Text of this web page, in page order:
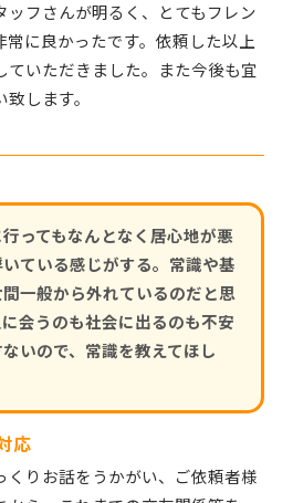
ッフさんが明るく、とてもフレン
常に良かったです。依頼した以上
ていただきました。また今後も宜
します。
ってもなんとなく居心地が悪
いている感じがする。常識や基
一般から外れているのだと思
会うのも社会に出るのも不安
いので、常識を教えてほし
応
くりお話をうかがい、ご依頼者様